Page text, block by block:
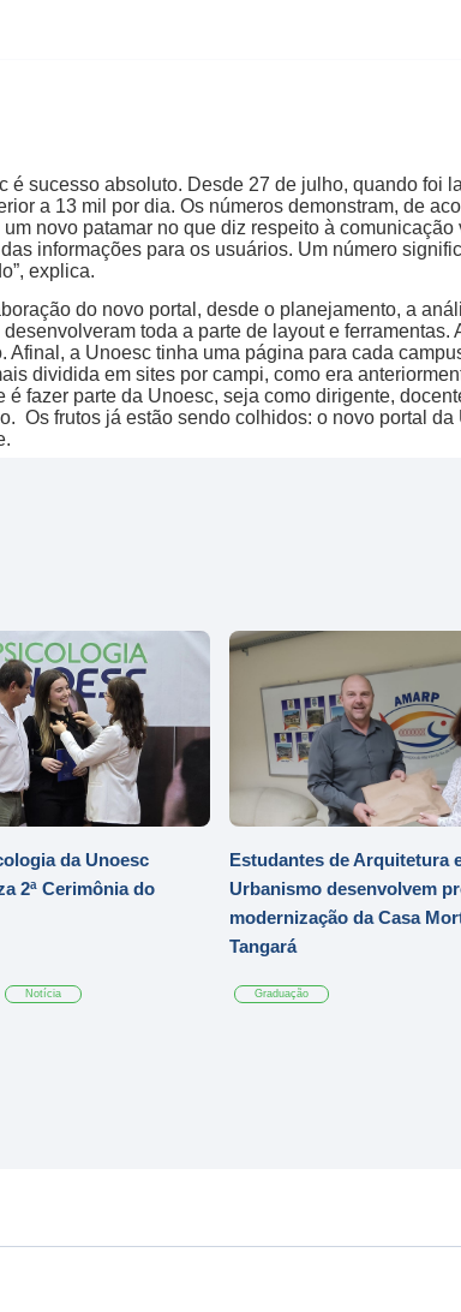
é sucesso absoluto. Desde 27 de julho, quando foi
a 13 mil por dia. Os números demonstram, de
novo patamar no que diz respeito à
informações para os usuários. Um número
explica.
do novo portal, desde o planejamento, a
toda a parte de layout e
a Unoesc tinha uma página para cada
dividida em sites por campi, como era
fazer parte da Unoesc, seja como dirigente,
Os frutos já estão sendo colhidos: o novo portal
da Unoesc
2ª Cerimônia do
Notícia
Estudantes de Arquitetura
Urbanismo desenvolvem
modernização da Casa
Tangará
Graduação